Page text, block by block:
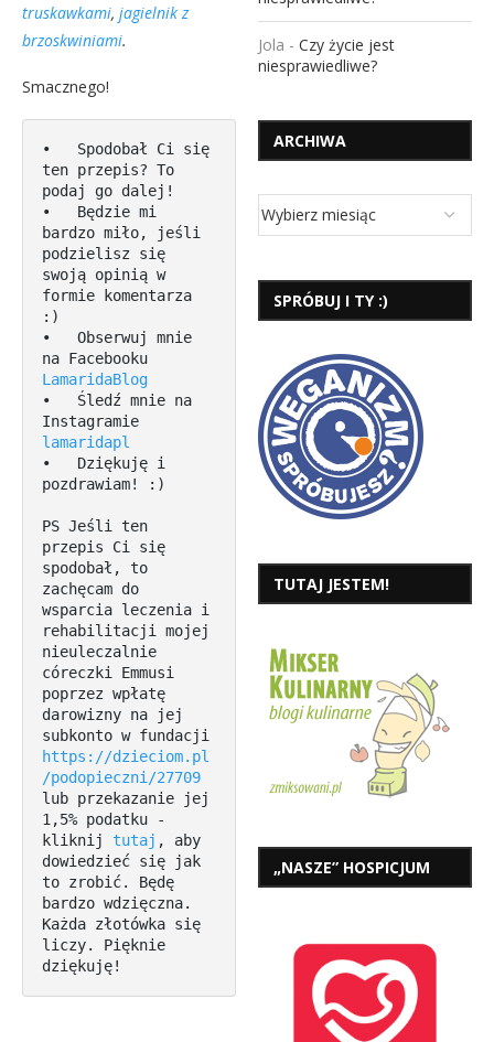
truskawkami, jagielnik z
brzoskwiniami.
Smacznego!
•   Spodobał Ci się
ten przepis? To
podaj go dalej!
•   Będzie mi
bardzo miło, jeśli
podzielisz się
swoją opinią w
formie komentarza
:)
•   Obserwuj mnie
LamaridaBlog
•   Śledź mnie na
lamaridapl
•   Dziękuję i
pozdrawiam! :)
PS Jeśli ten
przepis Ci się
spodobał, to
zachęcam do
wsparcia leczenia i
rehabilitacji mojej
nieuleczalnie
córeczki Emmusi
poprzez wpłatę
darowizny na jej
https://dzieciom.pl
/podopieczni/27709
lub przekazanie jej
1,5% podatku -
kliknij tutaj , aby
dowiedzieć się jak
to zrobić. Będę
bardzo wdzięczna.
Każda złotówka się
liczy. Pięknie
dziękuję!
Jola - Czy życie jest
niesprawiedliwe?
ARCHIWA
SPRÓBUJ I TY :)
TUTAJ JESTEM!
„NASZE” HOSPICJUM